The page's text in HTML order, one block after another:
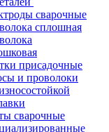
сварочные
сплошная
присадочные
и проволоки
сварочные